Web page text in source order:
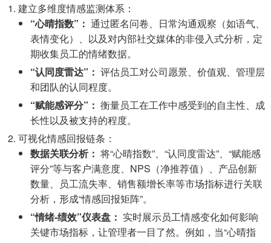
建立多维度情感监测体系：
“心晴指数”： 通过匿名问卷、日常沟通观察（如语气、
表情变化）、以及对内部社交媒体的非侵入式分析，定
期收集员工的情绪数据。
“认同度雷达”： 评估员工对公司愿景、价值观、管理层
和团队的认同程度。
“赋能感评分”： 衡量员工在工作中感受到的自主性、成
长性以及被支持的程度。
可视化情感回报链条：
数据关联分析： 将“心晴指数”、“认同度雷达”、“赋能感
评分”等与客户满意度、NPS（净推荐值）、产品创新
数量、员工流失率、销售额增长率等市场指标进行关联
分析，形成“情感回报矩阵”。
“情绪-绩效”仪表盘： 实时展示员工情感变化如何影响
关键市场指标，让管理者一目了然。例如，当“心晴指